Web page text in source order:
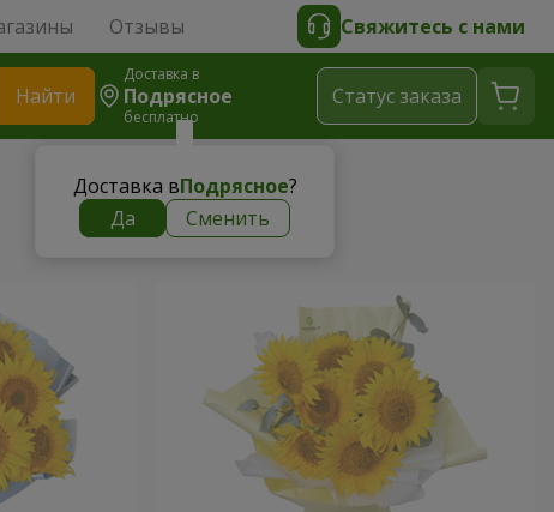
Отзывы Свяжитесь с нами
Найти
Доставка в
Подрясное
бесплатно
Доставка вПодрясное?
Да
Сменить
Cтатус заказа